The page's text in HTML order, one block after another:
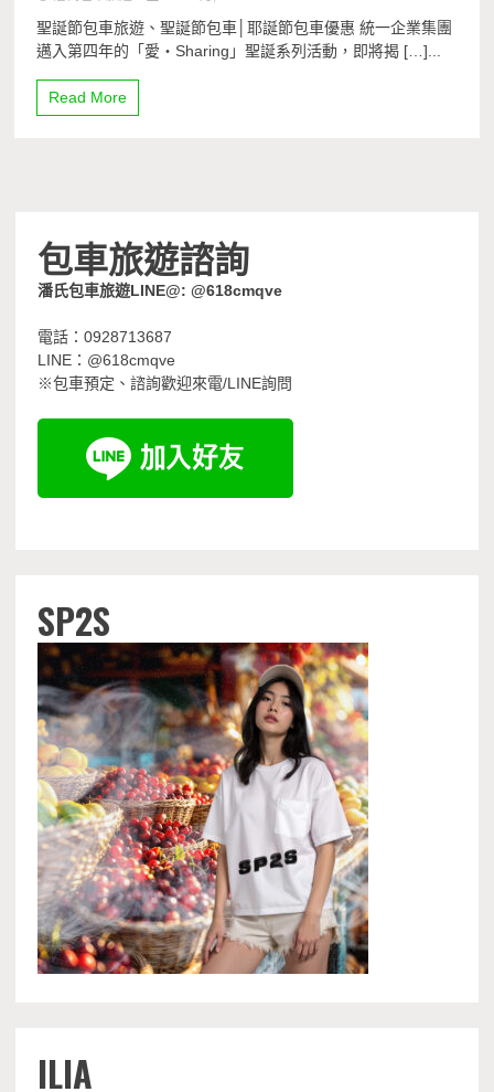
聖誕節包車旅遊、聖誕節包車│耶誕節包車優惠 統一企業集團
邁入第四年的「愛‧Sharing」聖誕系列活動，即將揭 […]...
Read More
包車旅遊諮詢
潘氏包車旅遊LINE@: @618cmqve
電話：0928713687
LINE：@618cmqve
※包車預定、諮詢歡迎來電/LINE詢問
SP2S
ILIA